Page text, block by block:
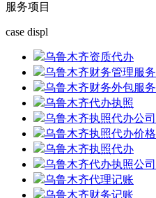
服务项目
case displ
乌鲁木齐资质代办
乌鲁木齐财务管理服务
乌鲁木齐财务外包服务
乌鲁木齐代办执照
乌鲁木齐执照代办公司
乌鲁木齐执照代办价格
乌鲁木齐执照代办
乌鲁木齐代办执照公司
乌鲁木齐代理记账
乌鲁木齐财务记账